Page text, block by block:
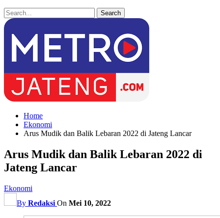
Home
Ekonomi
Arus Mudik dan Balik Lebaran 2022 di Jateng Lancar
Arus Mudik dan Balik Lebaran 2022 di
Jateng Lancar
Ekonomi
By Redaksi On Mei 10, 2022